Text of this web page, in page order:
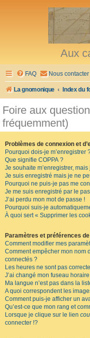
Aux
FAQ Nous contacter
La gnomonique Index du
Foire aux
fréquemment)
Problèmes de connexion et
Pourquoi dois-je m’enregistrer
Que signifie COPPA ?
Je souhaite m’enregistrer, mais
Je suis enregistré mais je ne
Pourquoi ne puis-je pas me
Je me suis enregistré par le
J’ai perdu mon mot de passe !
Pourquoi suis-je
À quoi sert « Supprimer les
Paramètres et préférences
Comment modifier mes
Comment empêcher mon nom
connectés ?
Les heures ne sont pas
J’ai changé mon fuseau
Ma langue n’est pas dans la
A quoi correspondent les
Comment puis-je afficher un
Qu’est-ce que mon rang et
Lorsque je clique sur le lien
connecter !?